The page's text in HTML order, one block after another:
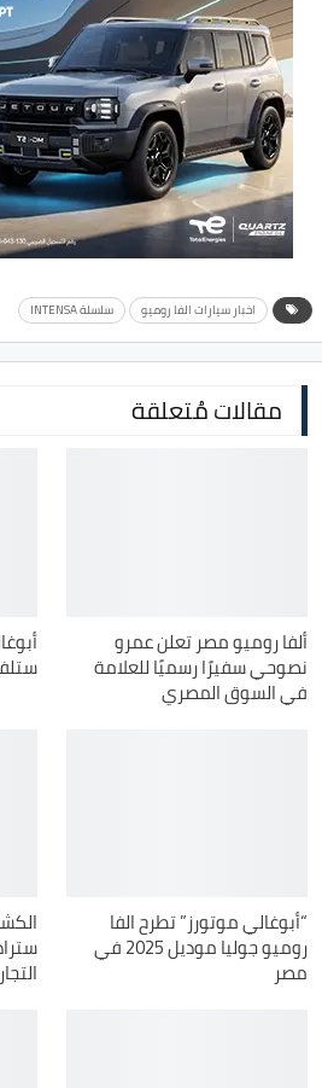
اخبار سيارات الفا روميو سلسلة INTENSA
مقالات مُتعلقة
ألفا روميو مصر تعلن عمرو
نصوحي سفيرًا رسميًا للعلامة
في السوق المصري
ستلفيو
“أبوغالي موتورز” تطرح الفا
روميو جوليا موديل 2025 في
مصر